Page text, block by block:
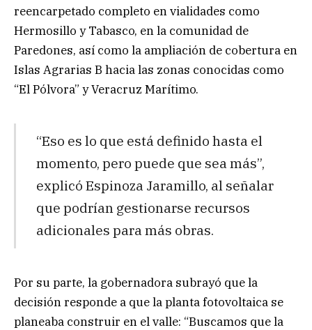
reencarpetado completo en vialidades como
Hermosillo y Tabasco, en la comunidad de
Paredones, así como la ampliación de cobertura en
Islas Agrarias B hacia las zonas conocidas como
“El Pólvora” y Veracruz Marítimo.
“Eso es lo que está definido hasta el
momento, pero puede que sea más”,
explicó Espinoza Jaramillo, al señalar
que podrían gestionarse recursos
adicionales para más obras.
Por su parte, la gobernadora subrayó que la
decisión responde a que la planta fotovoltaica se
planeaba construir en el valle: “Buscamos que la